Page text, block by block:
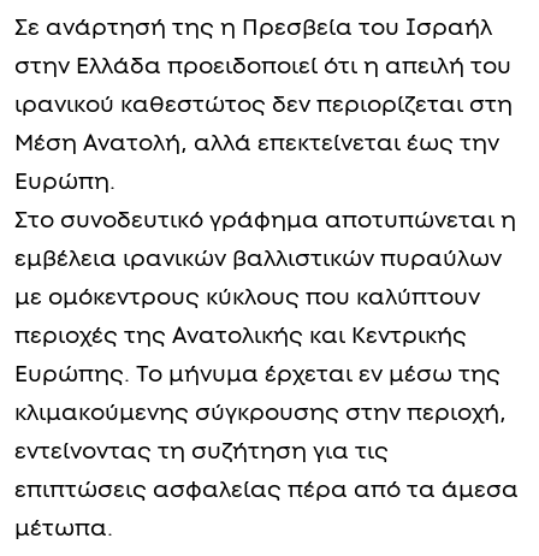
Σε ανάρτησή της η Πρεσβεία του Ισραήλ
στην Ελλάδα προειδοποιεί ότι η απειλή του
ιρανικού καθεστώτος δεν περιορίζεται στη
Μέση Ανατολή, αλλά επεκτείνεται έως την
Ευρώπη.
Στο συνοδευτικό γράφημα αποτυπώνεται η
εμβέλεια ιρανικών βαλλιστικών πυραύλων
με ομόκεντρους κύκλους που καλύπτουν
περιοχές της Ανατολικής και Κεντρικής
Ευρώπης. Το μήνυμα έρχεται εν μέσω της
κλιμακούμενης σύγκρουσης στην περιοχή,
εντείνοντας τη συζήτηση για τις
επιπτώσεις ασφαλείας πέρα από τα άμεσα
μέτωπα.